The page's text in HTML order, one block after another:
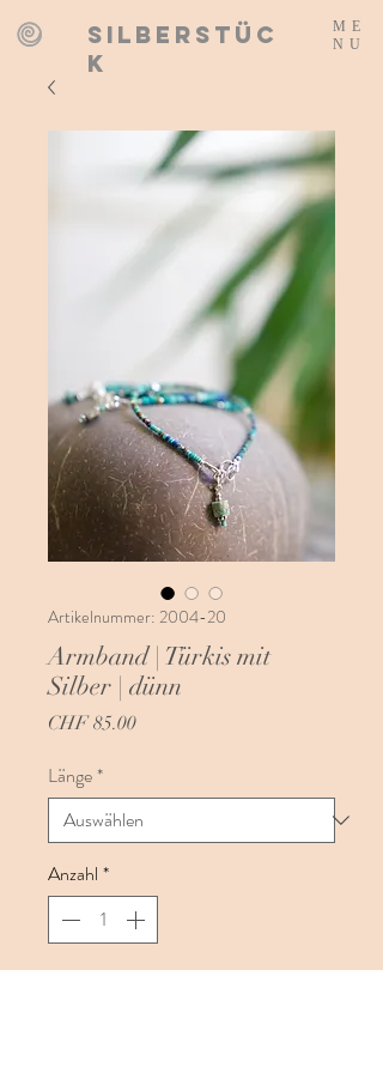
SILBERSTÜC
K
ME
NU
Artikelnummer: 2004-20
Armband | Türkis mit
Silber | dünn
CHF 85.00Preis
Länge*
Anzahl *